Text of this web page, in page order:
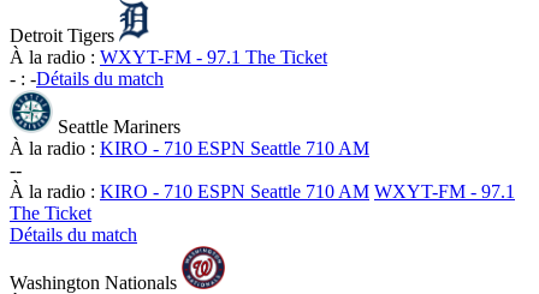
Detroit Tigers
À la radio : WXYT-FM - 97.1 The Ticket
- : -Détails du match
Seattle Mariners
À la radio : KIRO - 710 ESPN Seattle 710 AM
--
À la radio : KIRO - 710 ESPN Seattle 710 AM WXYT-FM - 97.1
The Ticket
Détails du match
Washington Nationals